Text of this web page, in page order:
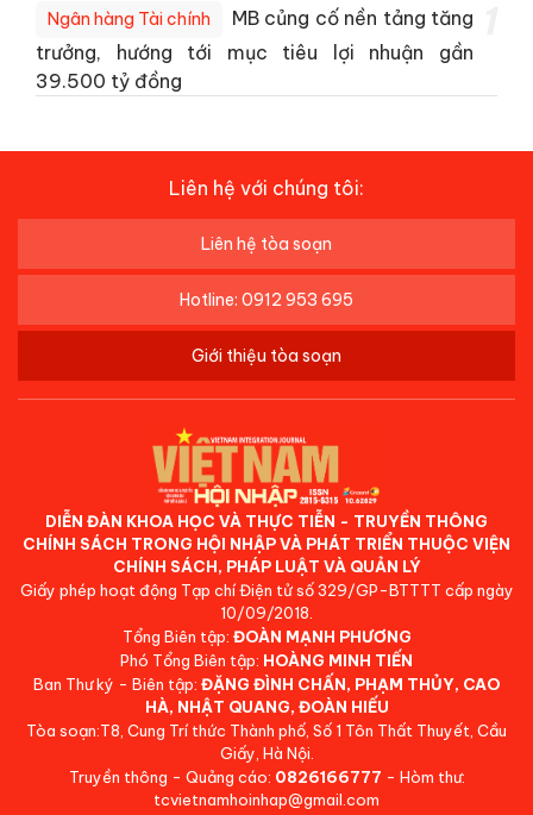
Ngân hàng Tài chính
MB củng cố nền tảng tăng
trưởng, hướng tới mục tiêu lợi nhuận gần
39.500 tỷ đồng
Liên hệ với chúng tôi:
Liên hệ tòa soạn
Hotline: 0912 953 695
Giới thiệu tòa soạn
DIỄN ĐÀN KHOA HỌC VÀ THỰC TIỄN - TRUYỀN THÔNG
CHÍNH SÁCH TRONG HỘI NHẬP VÀ PHÁT TRIỂN THUỘC VIỆN
CHÍNH SÁCH, PHÁP LUẬT VÀ QUẢN LÝ
Giấy phép hoạt động Tạp chí Điện tử số 329/GP-BTTTT cấp ngày
10/09/2018.
Tổng Biên tập: ĐOÀN MẠNH PHƯƠNG
Phó Tổng Biên tập: HOÀNG MINH TIẾN
Ban Thư ký - Biên tập: ĐẶNG ĐÌNH CHẤN, PHẠM THỦY, CAO
HÀ, NHẬT QUANG, ĐOÀN HIẾU
Tòa soạn:T8, Cung Trí thức Thành phố, Số 1 Tôn Thất Thuyết, Cầu
Giấy, Hà Nội.
Truyền thông - Quảng cáo: 0826166777 - Hòm thư:
tcvietnamhoinhap@gmail.com